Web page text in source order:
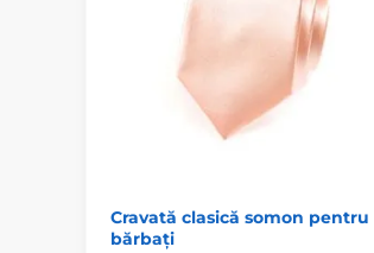
Cravată clasică somon pentru
bărbați